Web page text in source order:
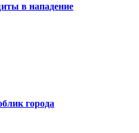
в нападение
города